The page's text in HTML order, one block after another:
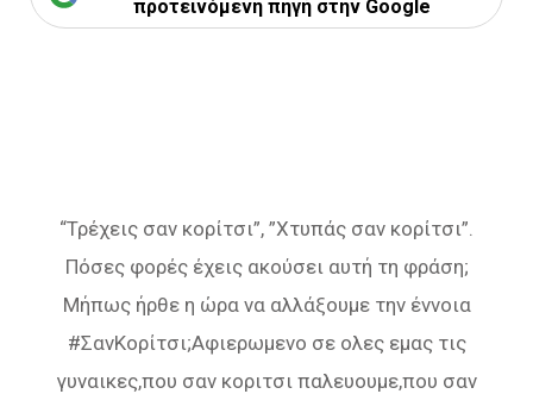
προτεινόμενη πηγή στην Google
“Τρέχεις σαν κορίτσι”, ”Χτυπάς σαν κορίτσι”.
Πόσες φορές έχεις ακούσει αυτή τη φράση;
Μήπως ήρθε η ώρα να αλλάξουμε την έννοια
‪#‎ΣανΚορίτσι‬;Αφιερωμενο σε ολες εμας τις
γυναικες,που σαν κοριτσι παλευουμε,που σαν